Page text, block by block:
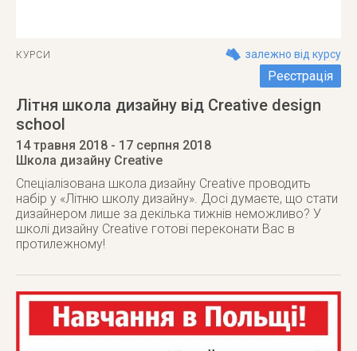
КУРСИ залежно від курсу
Реєстрація
Літня школа дизайну від Creative design
school
14 травня 2018 - 17 серпня 2018
Школа дизайну Creative
Спеціалізована школа дизайну Creative проводить
набір у «Літню школу дизайну». Досі думаєте, що стати
дизайнером лише за декілька тижнів неможливо? У
школі дизайну Creative готові переконати Вас в
протилежному!